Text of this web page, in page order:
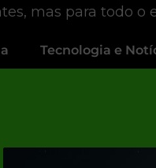
mas para todo o
Tecnologia e